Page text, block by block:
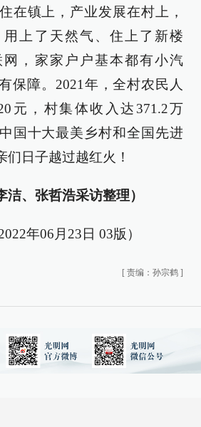
在镇上，产业发展在村上，
上了天然气、住上了新楼
网，家家户户基本都有小汽
保障。2021年，全村农民人
元，村集体收入达371.2万
国十大最美乡村和全国先进
们日子越过越红火！
洁、张哲浩采访整理）
年06月23日 03版）
[ 责编：孙宗鹤 ]